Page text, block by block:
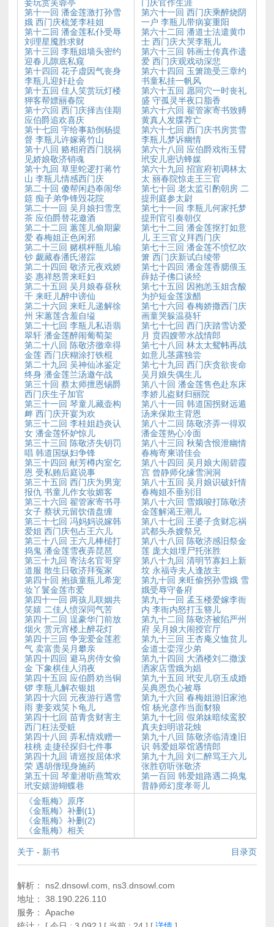
妾玩赏芙蓉亭
第十一回 潘金莲激打孙雪
娥 西门庆梳笼李桂姐
第十二回 潘金莲私仆受辱
刘理星魇胜求财
第十三回 李瓶姐墙头密约
迎春儿隙底私窥
第十四回 花子虚因气丧身
李瓶儿迎奸赴会
第十五回 佳人笑赏玩灯楼
狎客帮嫖丽春院
第十六回 西门庆择吉佳期
应伯爵追欢喜庆
第十七回 宇给事劾倒杨提
督 李瓶儿许嫁蒋竹山
第十八回 赂相府西门脱祸
见娇娘敬济销魂
第十九回 草里蛇逻打蒋竹
山 李瓶儿情感西门庆
第二十回 傻帮闲趋奉闹华
筵 痴子弟争锋毁花院
第二十一回 吴月娘扫雪烹
茶 应伯爵替花邀酒
第二十二回 蕙莲儿偷期蒙
爱 春梅姐正色闲邪
第二十三回 赌棋枰瓶儿输
钞 觑藏春潘氏潜踪
第二十四回 敬济元夜戏娇
姿 惠祥怒詈来旺妇
第二十五回 吴月娘春昼秋
千 来旺儿醉中谤仙
第二十六回 来旺儿递解徐
州 宋蕙莲含羞自缢
第二十七回 李瓶儿私语翡
翠轩 潘金莲醉闹葡萄架
第二十八回 陈敬济徼幸得
金莲 西门庆糊涂打铁棍
第二十九回 吴神仙冰鉴定
终身 潘金莲兰汤邀午战
第三十回 蔡太师擅恩锡爵
西门庆生子加官
第三十一回 琴童儿藏壶构
衅 西门庆开宴为欢
第三十二回 李桂姐趋炎认
女 潘金莲怀妒惊儿
第三十三回 陈敬济失钥罚
唱 韩道国纵妇争锋
第三十四回 献芳樽内室乞
恩 受私贿后庭说事
第三十五回 西门庆为男宠
报仇 书童儿作女妆媚客
第三十六回 翟管家寄书寻
女子 蔡状元留饮借盘缠
第三十七回 冯妈妈说嫁韩
爱姐 西门庆包占王六儿
第三十八回 王六儿棒槌打
捣鬼 潘金莲雪夜弄琵琶
第三十九回 寄法名官哥穿
道服 散生日敬济拜冤家
第四十回 抱孩童瓶儿希宠
妆丫鬟金莲市爱
第四十一回 两孩儿联姻共
笑嬉 二佳人愤深同气苦
第四十二回 逞豪华门前放
烟火 赏元宵楼上醉花灯
第四十三回 争宠爱金莲惹
气 卖富贵吴月攀亲
第四十四回 避马房侍女偷
金 下象棋佳人消夜
第四十五回 应伯爵劝当铜
锣 李瓶儿解衣银姐
第四十六回 元夜游行遇雪
雨 妻妾戏笑卜龟儿
第四十七回 苗青贪财害主
西门枉法受赃
第四十八回 弄私情戏赠一
枝桃 走捷径探归七件事
第四十九回 请巡按屈体求
荣 遇胡僧现身施药
第五十回 琴童潜听燕莺欢
玳安嬉游蝴蝶巷
门庆官作生涯
第六十一回 西门庆乘醉烧阴
一户 李瓶儿带病宴重阳
第六十二回 潘道士法遣黄巾
士 西门庆大哭李瓶儿
第六十三回 韩画士传真作遗
爱 西门庆观戏动深悲
第六十四回 玉箫跪受三章约
书童私挂一帆风
第六十五回 愿同穴一时丧礼
盛 守孤灵半夜口脂香
第六十六回 翟管家寄书致赙
黄真人发牒荐亡
第六十七回 西门庆书房赏雪
李瓶儿梦诉幽情
第六十八回 应伯爵戏衔玉臂
玳安儿密访蜂媒
第六十九回 招宣府初调林太
太 丽春院惊走王三官
第七十回 老太监引酌朝房 二
提刑庭参太尉
第七十一回 李瓶儿何家托梦
提刑官引奏朝仪
第七十二回 潘金莲抠打如意
儿 王三官义拜西门庆
第七十三回 潘金莲不愤忆吹
箫 西门庆新试白绫带
第七十四回 潘金莲香腮偎玉
薛姑子佛口谈经
第七十五回 因抱恙玉姐含酸
为护短金莲泼醋
第七十六回 春梅娇撒西门庆
画童哭躲温葵轩
第七十七回 西门庆踏雪访爱
月 贲四嫂带水战情郎
第七十八回 林太太鸳帏再战
如意儿茎露独尝
第七十九回 西门庆贪欲丧命
吴月娘失偶生儿
第八十回 潘金莲售色赴东床
李娇儿盗财归丽院
第八十一回 韩道国拐财远遁
汤来保欺主背恩
第八十二回 陈敬济弄一得双
潘金莲热心冷面
第八十三回 秋菊含恨泄幽情
春梅寄柬谐佳会
第八十四回 吴月娘大闹碧霞
宫 曾静师化缘雪涧洞
第八十五回 吴月娘识破奸情
春梅姐不垂别泪
第八十六回 雪娥唆打陈敬济
金莲解渴王潮儿
第八十七回 王婆子贪财忘祸
武都头杀嫂祭兄
第八十八回 陈敬济感旧祭金
莲 庞大姐埋尸托张胜
第八十九回 清明节寡妇上新
坟 永福寺夫人逢故主
第九十回 来旺偷拐孙雪娥 雪
娥受辱守备府
第九十一回 孟玉楼爱嫁李衙
内 李衙内怒打玉簪儿
第九十二回 陈敬济被陷严州
府 吴月娘大闹授官厅
第九十三回 王杏庵义恤贫儿
金道士娈淫少弟
第九十四回 大酒楼刘二撒泼
洒家店雪娥为娼
第九十五回 玳安儿窃玉成婚
吴典恩负心被辱
第九十六回 春梅姐游旧家池
馆 杨光彦作当面豺狼
第九十七回 假弟妹暗续鸾胶
真夫妇明谐花烛
第九十八回 陈敬济临清逢旧
识 韩爱姐翠馆遇情郎
第九十九回 刘二醉骂王六儿
张胜窃听张敬济
第一百回 韩爱姐路遇二捣鬼
普静师幻度孝哥儿
《金瓶梅》原序
《金瓶梅》补删(1)
《金瓶梅》补删(2)
《金瓶梅》相关
关于 - 新书 目录页
解析： ns2.dnsowl.com, ns3.dnsowl.com
地址： 38.190.226.110
服务： Apache